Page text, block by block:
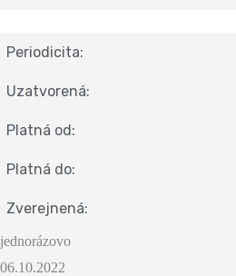
Periodicita:
Uzatvorená:
Platná od:
Platná do:
Zverejnená:
jednorázovo
06.10.2022